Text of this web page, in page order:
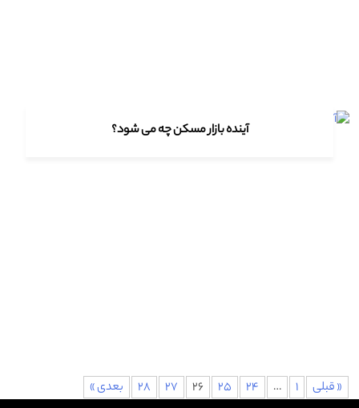
آینده بازار مسکن چه می شود؟
« قبلی 1
…
24
25
26
27
28 بعدی »